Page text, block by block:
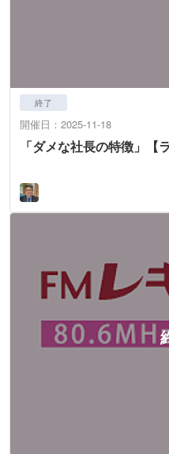
終了
開催日：2025-11-18
「ダメな社長の特徴」【